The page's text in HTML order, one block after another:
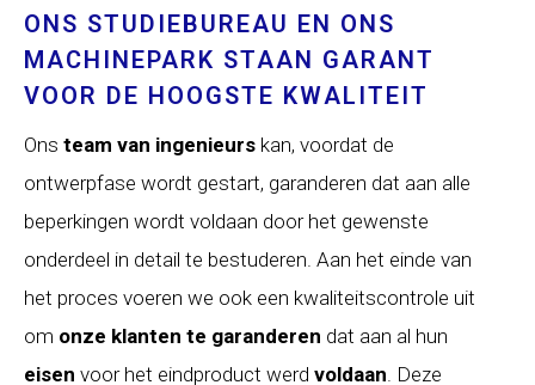
ONS STUDIEBUREAU EN ONS
MACHINEPARK STAAN GARANT
VOOR DE HOOGSTE KWALITEIT
Ons team van ingenieurs kan, voordat de
ontwerpfase wordt gestart, garanderen dat aan alle
beperkingen wordt voldaan door het gewenste
onderdeel in detail te bestuderen. Aan het einde van
het proces voeren we ook een kwaliteitscontrole uit
om onze klanten te garanderen dat aan al hun
eisen voor het eindproduct werd voldaan. Deze